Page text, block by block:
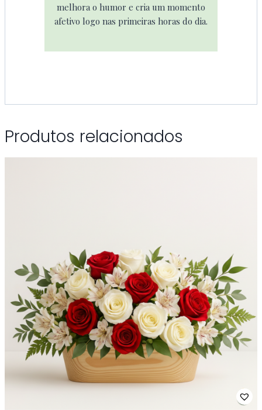
melhora o humor e cria um momento
afetivo logo nas primeiras horas do dia.
Produtos relacionados